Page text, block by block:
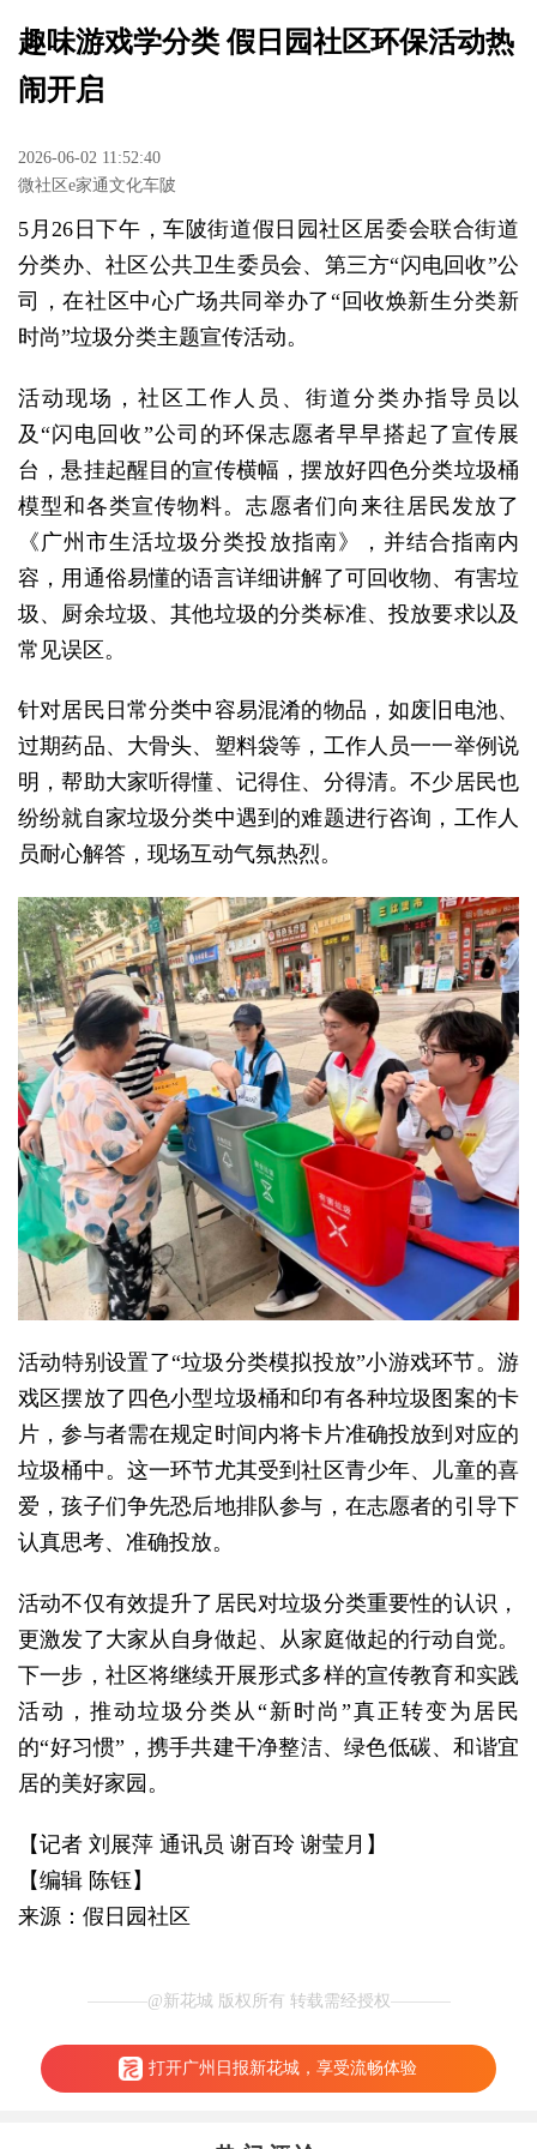
趣味游戏学分类 假日园社区环保活动热
闹开启
2026-06-02 11:52:40
微社区e家通文化车陂
5月26日下午，车陂街道假日园社区居委会联合街道
分类办、社区公共卫生委员会、第三方“闪电回收”公
司，在社区中心广场共同举办了“回收焕新生分类新
时尚”垃圾分类主题宣传活动。
活动现场，社区工作人员、街道分类办指导员以
及“闪电回收”公司的环保志愿者早早搭起了宣传展
台，悬挂起醒目的宣传横幅，摆放好四色分类垃圾桶
模型和各类宣传物料。志愿者们向来往居民发放了
《广州市生活垃圾分类投放指南》，并结合指南内
容，用通俗易懂的语言详细讲解了可回收物、有害垃
圾、厨余垃圾、其他垃圾的分类标准、投放要求以及
常见误区。
针对居民日常分类中容易混淆的物品，如废旧电池、
过期药品、大骨头、塑料袋等，工作人员一一举例说
明，帮助大家听得懂、记得住、分得清。不少居民也
纷纷就自家垃圾分类中遇到的难题进行咨询，工作人
员耐心解答，现场互动气氛热烈。
活动特别设置了“垃圾分类模拟投放”小游戏环节。游
戏区摆放了四色小型垃圾桶和印有各种垃圾图案的卡
片，参与者需在规定时间内将卡片准确投放到对应的
垃圾桶中。这一环节尤其受到社区青少年、儿童的喜
爱，孩子们争先恐后地排队参与，在志愿者的引导下
认真思考、准确投放。
活动不仅有效提升了居民对垃圾分类重要性的认识，
更激发了大家从自身做起、从家庭做起的行动自觉。
下一步，社区将继续开展形式多样的宣传教育和实践
活动，推动垃圾分类从“新时尚”真正转变为居民
的“好习惯”，携手共建干净整洁、绿色低碳、和谐宜
居的美好家园。
【记者 刘展萍 通讯员 谢百玲 谢莹月 】
【编辑 陈钰】
来源：假日园社区
@新花城 版权所有 转载需经授权
打开广州日报新花城，享受流畅体验